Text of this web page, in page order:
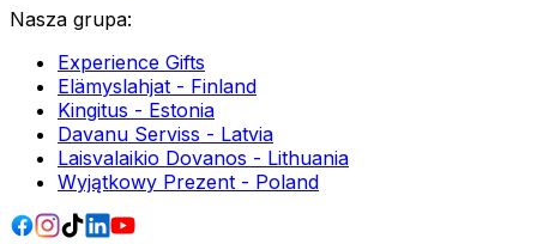
Nasza grupa:
Experience Gifts
Elämyslahjat - Finland
Kingitus - Estonia
Davanu Serviss - Latvia
Laisvalaikio Dovanos - Lithuania
Wyjątkowy Prezent - Poland